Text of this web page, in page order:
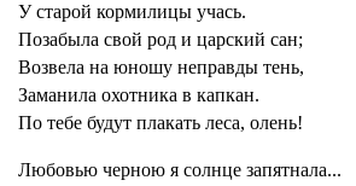
У старой кормилицы учась.
Позабыла свой род и царский сан;
Возвела на юношу неправды тень,
Заманила охотника в капкан.
По тебе будут плакать леса, олень!
Любовью черною я солнце запятнала...